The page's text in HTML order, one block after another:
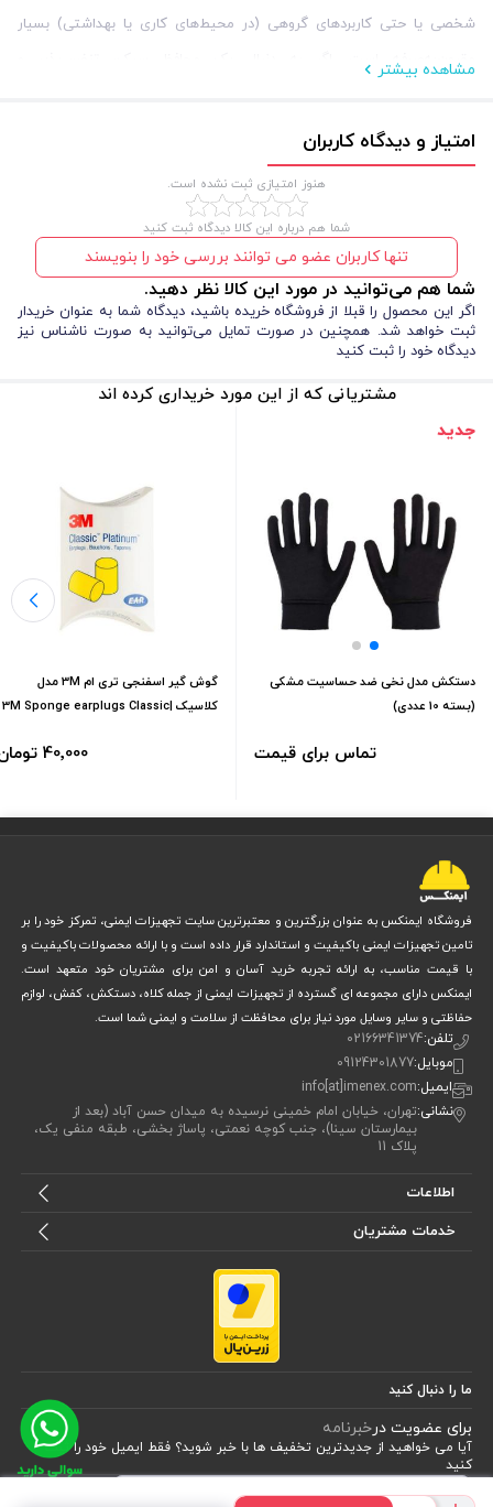
شخصی یا حتی کاربردهای گروهی (در محیط‌های کاری یا بهداشتی) بسیار
مقرون‌به‌صرفه است. اگر به دنبال یک محافظ سبک، تنفس‌پذیر و
چیزی است که نیاز دارید.
مشخصات فنی دستکش نخی ضد حساسیت سفید (بسته
است. دستکش نخی ضد حساسیت سفید (بسته ۱۰ عددی) از جنس نخ و
ویسکوز مرغوب ساخته شده است که علاوه بر دوام بالا، باعث ایجاد نرمی و
تنفس‌پذیری مطلوب در بافت آن می‌شود.
طراحی این دستکش به‌صورت آناتومیک بوده و با مچ‌کش بافته شده است.
این ویژگی باعث می‌شود تا دستکش به‌خوبی در دست شما قرار گیرد و در
شده و به‌دلیل کشسانی بالا، برای اکثر اندازه‌های دست مناسب است.
تحریک‌کننده نیاز دارید، از آن استفاده کنید.
کاربرد دستکش نخی ضد حساسیت سفید (بسته ۱۰
عددی)
دستکش نخی ضد حساسیت سفید (بسته ۱۰ عددی) طیف وسیعی از کاربردها
را پوشش می‌دهد. از کارهای سبک مانند بسته‌بندی، انبارداری، رانندگی و
خدمات روزمره گرفته تا استفاده در محیط‌های کاری خنک یا پرنور. این محصول
از پوست شما در برابر آلودگی‌های محیطی، نور مستقیم خورشید، خراش‌های
سطحی و حتی سرمای خفیف محافظت می‌کند.
ویژگی ضد حساسیت این دستکش باعث شده تا حتی افرادی با پوست‌های
سطوح آلوده یا اقلام خشک نیاز است، این دستکش می‌تواند کمک بسیاری به
حفظ سلامت پوست دستان شما کند.
در پایان، اگر به‌دنبال محصولی با کاربردهای متنوع و بهداشت‌محور هستید که
بتوانید در محیط‌های نیمه‌صنعتی یا عمومی از آن استفاده کنید، این دستکش
نخی گزینه‌ای قابل اعتماد است.
مزایای محصول دستکش نخی ضد حساسیت سفید (بسته
مشاهده بیشتر
امتیاز و دیدگاه کاربران
هنوز امتیازی ثبت نشده است.
شما هم درباره این کالا دیدگاه ثبت کنید
تنها کاربران عضو می توانند بررسی خود را بنویسند
شما هم می‌توانید در مورد این کالا نظر دهید.
اگر این محصول را قبلا از فروشگاه خریده باشید، دیدگاه شما به عنوان خریدار
ثبت خواهد شد. همچنین در صورت تمایل می‌توانید به صورت ناشناس نیز
دیدگاه خود را ثبت کنید
مشتریانی که از این مورد خریداری کرده اند
جدید
دستکش‌ مدل نخی ضد حساسیت مشکی
(بسته 10 عددی)
تماس برای قیمت
گوش گیر اسفنجی تری ام 3M مدل
کلاسیک |3M Sponge earplugs Classic
40٬000 تومان
فروشگاه ایمنکس به عنوان بزرگترین و معتبرترین سایت تجهیزات ایمنی، تمرکز خود را بر
تامین تجهیزات ایمنی باکیفیت و استاندارد قرار داده است و با ارائه محصولات باکیفیت و
با قیمت مناسب، به ارائه تجربه خرید آسان و امن برای مشتریان خود متعهد است.
ایمنکس دارای مجموعه ای گسترده از تجهیزات ایمنی از جمله کلاه، دستکش، کفش، لوازم
حفاظتی و سایر وسایل مورد نیاز برای محافظت از سلامت و ایمنی شما است.
تلفن:02166341374
موبایل:09124301877
ایمیل:info[at]imenex.com
نشانی:تهران، خیابان امام خمینی نرسیده به میدان حسن آباد (بعد از
بیمارستان سینا)، جنب کوچه نعمتی، پاساژ بخشی، طبقه منفی یک،
پلاک 11
اطلاعات
خدمات مشتریان
ما را دنبال کنید
برای عضویت درخبرنامه
آیا می خواهید از جدید‌ترین تخفیف‌ ها با‌ خبر شوید؟ فقط ایمیل خود را ثبت
کنید